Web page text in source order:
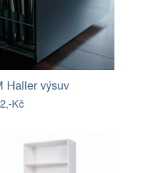
Haller výsuv
Kč